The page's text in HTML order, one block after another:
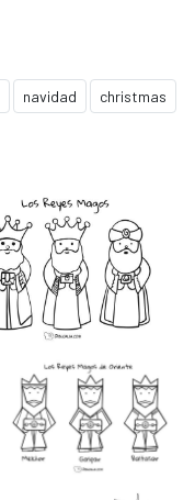
navidad christmas